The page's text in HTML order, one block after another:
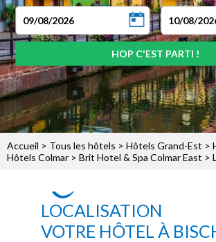
Accueil > Tous les hôtels > Hôtels Grand-Est >
Hôtels Colmar > Brit Hotel & Spa Colmar East >
LOCALISATION
VOTRE HÔTEL À